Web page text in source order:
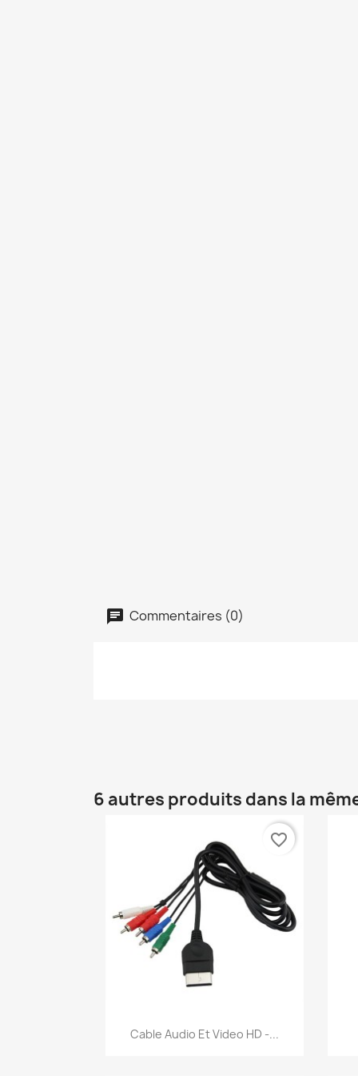
Commentaires (0)
6 autres produits dans la
Aperçu rapide
Cable Audio Et Video HD -...
favorite_border